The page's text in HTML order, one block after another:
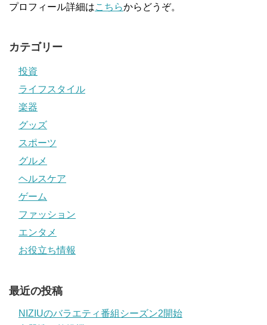
プロフィール詳細はこちらからどうぞ。
カテゴリー
投資
ライフスタイル
楽器
グッズ
スポーツ
グルメ
ヘルスケア
ゲーム
ファッション
エンタメ
お役立ち情報
最近の投稿
NIZIUのバラエティ番組シーズン2開始